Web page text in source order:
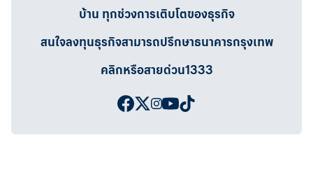
บ้าน ทุกช่วงการเติบโตของธุรกิจ
สนใจลงทุนธุรกิจสามารถปรึกษาธนาคารกรุงเทพ
คลิกหรือสายด่วน1333